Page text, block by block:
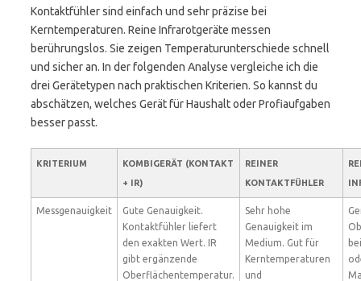
Kontaktfühler sind einfach und sehr präzise bei
Kerntemperaturen. Reine Infrarotgeräte messen
berührungslos. Sie zeigen Temperaturunterschiede schnell
und sicher an. In der folgenden Analyse vergleiche ich die
drei Gerätetypen nach praktischen Kriterien. So kannst du
abschätzen, welches Gerät für Haushalt oder Profiaufgaben
besser passt.
KRITERIUM
KOMBIGERÄT (KONTAKT
+ IR)
REINER
KONTAKTFÜHLER
Messgenauigkeit
Gute Genauigkeit.
Kontaktfühler liefert
den exakten Wert. IR
gibt ergänzende
Oberflächentemperatur.
Sehr hohe
Genauigkeit im
Medium. Gut für
Kerntemperaturen
und